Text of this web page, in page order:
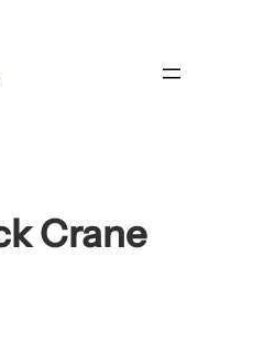
Crane